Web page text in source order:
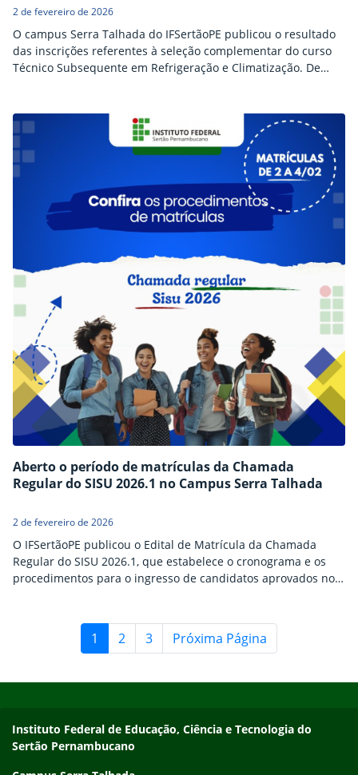
2 de fevereiro de 2026
O campus Serra Talhada do IFSertãoPE publicou o resultado
das inscrições referentes à seleção complementar do curso
Técnico Subsequente em Refrigeração e Climatização. De
candidatos exceder a quantidade de vagas disponíveis, será
realizado um sorteio público para definição da classificação
dos 34 selecionados. Os…
Aberto o período de matrículas da Chamada
Regular do SISU 2026.1 no Campus Serra Talhada
2 de fevereiro de 2026
O IFSertãoPE publicou o Edital de Matrícula da Chamada
Regular do SISU 2026.1, que estabelece o cronograma e os
procedimentos para o ingresso de candidatos aprovados nos
Engenharia Civil, Licenciatura em Física e Licenciatura em
Matemática. As matrículas serão realizadas exclusivamente
1 2 3 Próxima Página
Endereço
Instituto Federal de Educação, Ciência e Tecnologia do
Sertão Pernambucano